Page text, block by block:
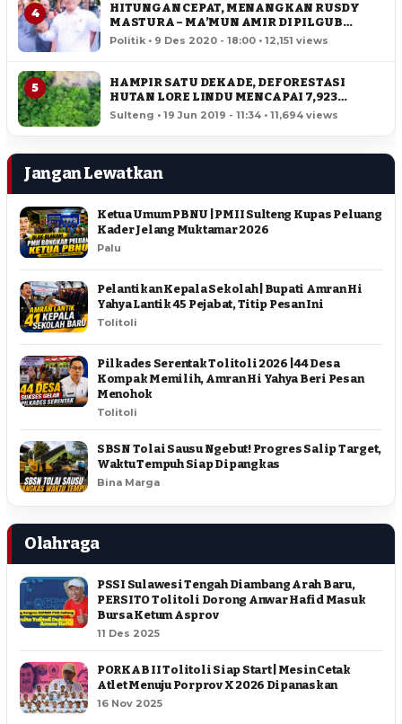
4
HITUNGAN CEPAT, MENANGKAN RUSDY
MASTURA – MA’MUN AMIR DI PILGUB
SULTENG
Politik • 9 Des 2020 - 18:00 • 12,151 views
5
HAMPIR SATU DEKADE, DEFORESTASI
HUTAN LORE LINDU MENCAPAI 7,923
HEKTAR
Sulteng • 19 Jun 2019 - 11:34 • 11,694 views
Jangan Lewatkan
Ketua Umum PBNU | PMII Sulteng Kupas Peluang
Kader Jelang Muktamar 2026
Palu
Pelantikan Kepala Sekolah | Bupati Amran Hi
Yahya Lantik 45 Pejabat, Titip Pesan Ini
Tolitoli
Pilkades Serentak Tolitoli 2026 | 44 Desa
Kompak Memilih, Amran Hi Yahya Beri Pesan
Menohok
Tolitoli
SBSN Tolai Sausu Ngebut! Progres Salip Target,
Waktu Tempuh Siap Dipangkas
Bina Marga
Olahraga
PSSI Sulawesi Tengah Diambang Arah Baru,
PERSITO Tolitoli Dorong Anwar Hafid Masuk
Bursa Ketum Asprov
11 Des 2025
PORKAB II Tolitoli Siap Start | Mesin Cetak
Atlet Menuju Porprov X 2026 Dipanaskan
16 Nov 2025